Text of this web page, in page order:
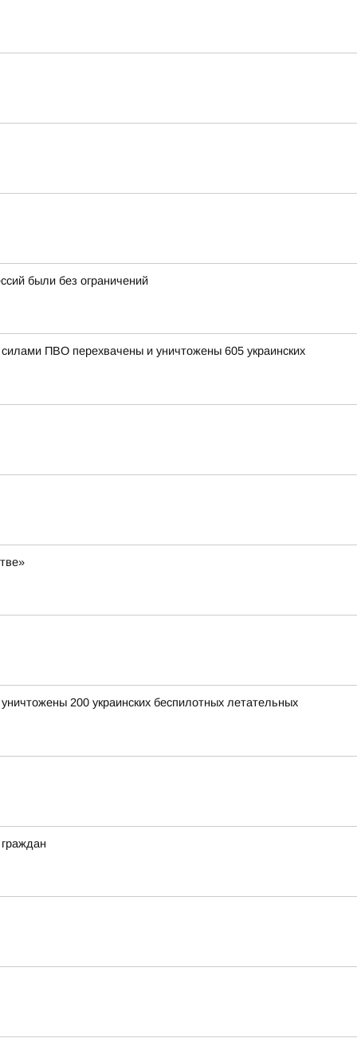
были без ограничений
ПВО перехвачены и уничтожены 605 украинских
200 украинских беспилотных летательных